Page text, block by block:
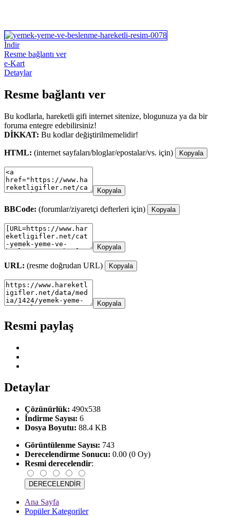
İndir
Resme bağlantı ver
e-Kart
Detaylar
Resme bağlantı ver
Bu kodlarla, hareketli gifi internet sitenize, blogunuza ya da bir
foruma entegre edebilirsiniz!
DİKKAT: Bu kodlar değiştirilmemelidir!
HTML: (internet sayfaları/bloglar/epostalar/vs. için) Kopyala
Kopyala
BBCode: (forumlar/ziyaretçi defterleri için) Kopyala
Kopyala
URL: (resme doğrudan URL) Kopyala
Kopyala
Resmi paylaş
Detaylar
Çözünürlük: 490x538
İndirme Sayısı: 6
Dosya Boyutu: 88.4 KB
Görüntülenme Sayısı: 743
Derecelendirme Sonucu: 0.00 (0 Oy)
Resmi derecelendir:
Ana Sayfa
Popüler Kategoriler